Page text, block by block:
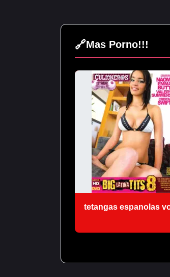
bocado de semen!
🔗Mas Porno!!!
tetangas espanolas